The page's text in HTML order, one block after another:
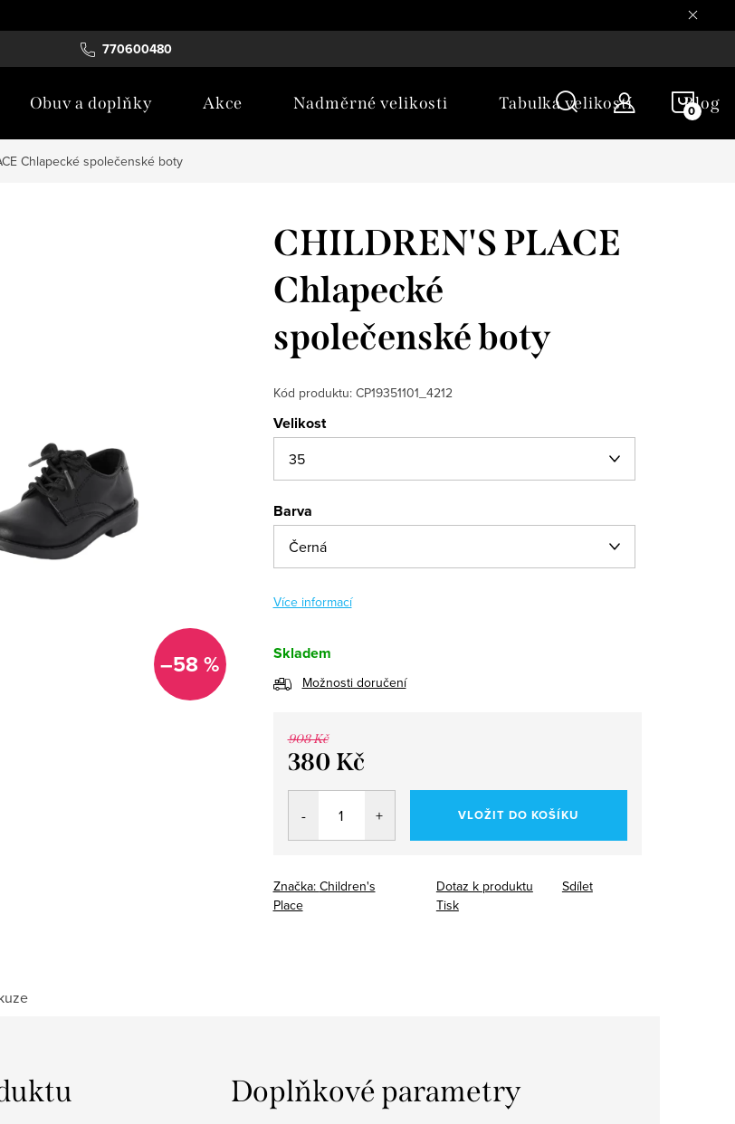
770600480
Tabulka velikostí Blog
Obuv a doplňky Akce Nadměrné velikosti Tabulka velikostí Blog
Chlapecké společenské boty
–58 %
CHILDREN'S PLACE
Chlapecké
společenské boty
Kód produktu: CP19351101_4212
Velikost
Barva
Více informací
Skladem
Možnosti doručení
908 Kč
380 Kč
Měrná
VLOŽIT DO KOŠÍKU
Značka: Children's
Place
Tisk
Dotaz k produktu Sdílet
Doplňkové parametry